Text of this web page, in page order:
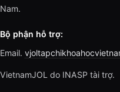
Nam.
Bộ phận hỗ trợ:
Email.
VietnamJOL do INASP tài trợ.